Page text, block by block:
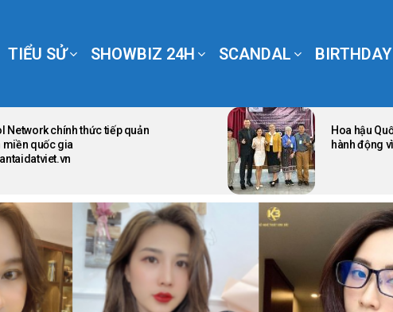
TIỂU SỬ SHOWBIZ 24H SCANDAL
Network chính thức tiếp quản
miền quốc gia
Hoa hậu
hành động